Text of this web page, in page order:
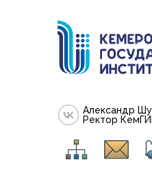
Александр
Ректор